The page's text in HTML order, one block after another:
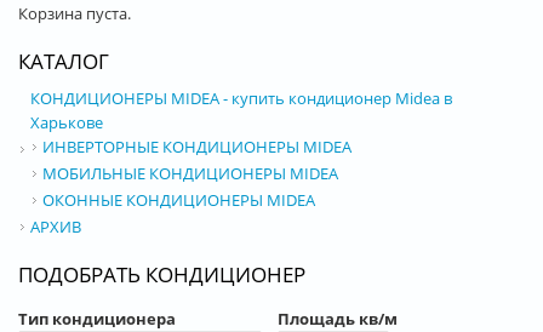
Корзина пуста.
КАТАЛОГ
КОНДИЦИОНЕРЫ MIDEA - купить кондиционер Midea в
Харькове
ИНВЕРТОРНЫЕ КОНДИЦИОНЕРЫ MIDEA
МОБИЛЬНЫЕ КОНДИЦИОНЕРЫ MIDEA
ОКОННЫЕ КОНДИЦИОНЕРЫ MIDEA
АРХИВ
ПОДОБРАТЬ КОНДИЦИОНЕР
Тип кондиционера Площадь кв/м